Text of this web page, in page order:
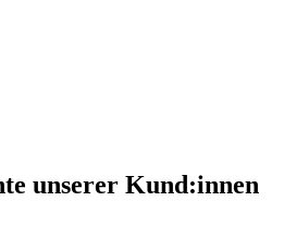
unserer Kund:innen